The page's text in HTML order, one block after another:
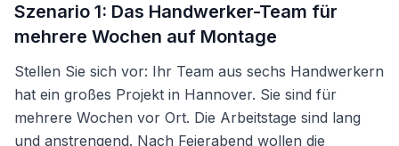
Szenario 1: Das Handwerker-Team für
mehrere Wochen auf Montage
Stellen Sie sich vor: Ihr Team aus sechs Handwerkern
hat ein großes Projekt in Hannover. Sie sind für
mehrere Wochen vor Ort. Die Arbeitstage sind lang
und anstrengend. Nach Feierabend wollen die